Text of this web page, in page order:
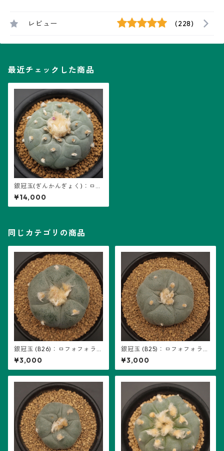
レビュー (228)
最近チェックした商品
銀冠玉(ぎんかんぎょく)：ロフ
ォフォラ属 (B08)
¥14,000
同じカテゴリの商品
銀冠玉 (B26)：ロフォフォラ属
※実生
¥3,000
銀冠玉 (B25)：ロフォフォラ属
※実生
¥3,000